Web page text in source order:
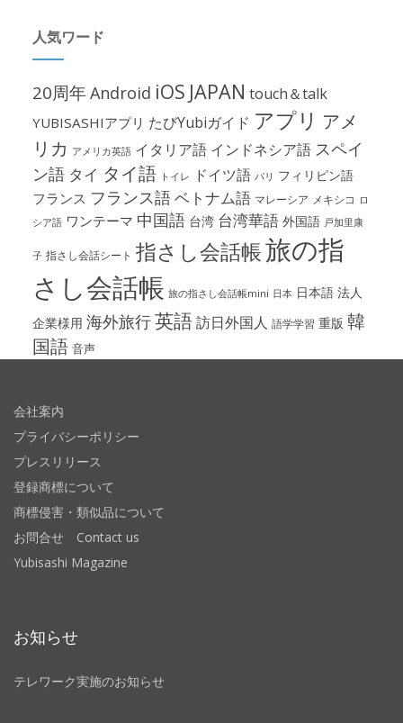
人気ワード
20周年Android iOS JAPAN touch＆talk
YUBISASHIアプリ たびYubiガイド アプリ アメ
リカ アメリカ英語 イタリア語 インドネシア語 スペイ
ン語 タイ タイ語 トイレ ドイツ語 パリ フィリピン語
フランス フランス語ベトナム語 マレーシア メキシコ ロ
シア語 ワンテーマ 中国語 台湾 台湾華語 外国語 戸加里康
子 指さし会話シート 指さし会話帳旅の指
さし会話帳 旅の指さし会話帳mini 日本 日本語 法人
企業様用 海外旅行英語訪日外国人 語学学習 重版 韓
国語 音声
会社案内
プライバシーポリシー
プレスリリース
登録商標について
商標侵害・類似品について
お問合せ Contact us
Yubisashi Magazine
お知らせ
テレワーク実施のお知らせ